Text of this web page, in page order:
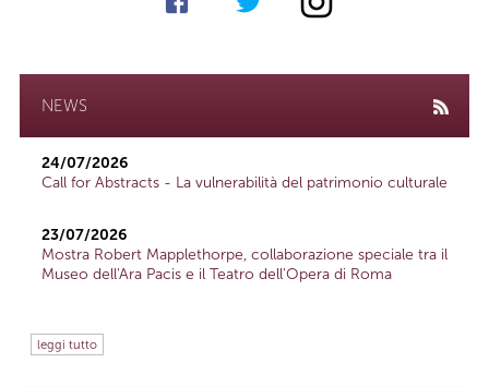
NEWS
24/07/2026
Call for Abstracts - La vulnerabilità del patrimonio culturale
23/07/2026
Mostra Robert Mapplethorpe, collaborazione speciale tra il
Museo dell'Ara Pacis e il Teatro dell'Opera di Roma
leggi tutto